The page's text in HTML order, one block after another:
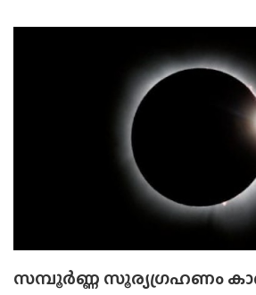
സമ്പൂർണ്ണ സൂര്യഗ്രഹണം